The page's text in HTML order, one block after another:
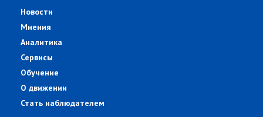
Новости
Мнения
Аналитика
Сервисы
Обучение
О движении
Стать наблюдателем